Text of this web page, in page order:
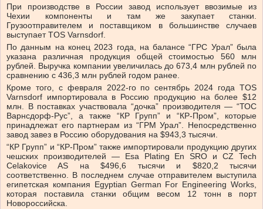
При производстве в России завод использует ввозимые из
Чехии компоненты и там же закупает станки.
Грузоотправителем и поставщиком в большинстве случаев
выступает TOS Varnsdorf.
По данным на конец 2023 года, на балансе “ГРС Урал” была
указана различная продукция общей стоимостью 560 млн
рублей. Выручка компании увеличилась до 673,4 млн рублей по
сравнению с 436,3 млн рублей годом ранее.
Кроме того, с февраля 2022-го по сентябрь 2024 года TOS
Varnsdorf импортировала в Россию продукцию на более $12
млн. В поставках участвовала “дочка” производителя — “ТОС
Варнсдорф-Рус”, а также “КР Групп” и “КР-Пром”, которые
принадлежат его партнерам из “ГРМ Урал”. Непосредственно
завод завез в Россию оборудования на $943,3 тысячи.
“КР Групп” и “КР-Пром” также импортировали продукцию других
чешских производителей — Esa Plating En SRO и CZ Tech
Celakovice AS на $496,6 тысячи и $820,2 тысячи
соответственно. В последнем случае отправителем выступила
египетская компания Egyptian German For Engineering Works,
которая поставила станки общим весом 12 тонн в порт
Новороссийска.